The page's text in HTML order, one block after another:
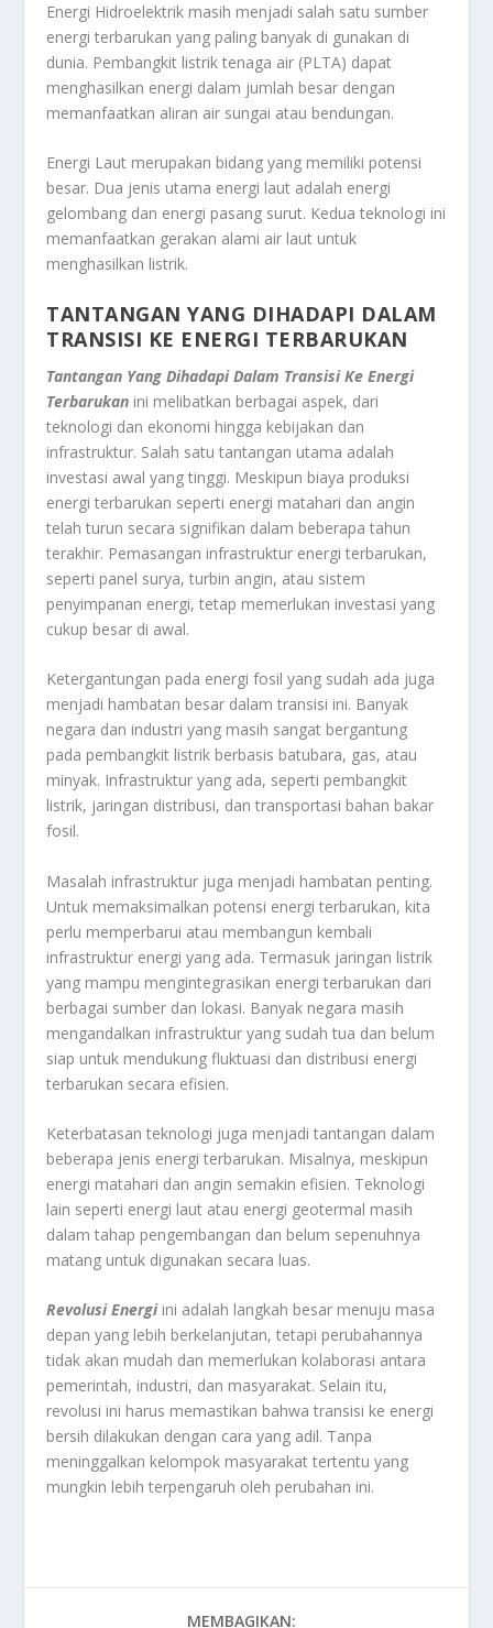
Energi Hidroelektrik masih menjadi salah satu sumber
energi terbarukan yang paling banyak di gunakan di
dunia. Pembangkit listrik tenaga air (PLTA) dapat
menghasilkan energi dalam jumlah besar dengan
memanfaatkan aliran air sungai atau bendungan.
Energi Laut merupakan bidang yang memiliki potensi
besar. Dua jenis utama energi laut adalah energi
gelombang dan energi pasang surut. Kedua teknologi ini
memanfaatkan gerakan alami air laut untuk
menghasilkan listrik.
TANTANGAN YANG DIHADAPI DALAM
TRANSISI KE ENERGI TERBARUKAN
Tantangan Yang Dihadapi Dalam Transisi Ke Energi
Terbarukan ini melibatkan berbagai aspek, dari
teknologi dan ekonomi hingga kebijakan dan
infrastruktur. Salah satu tantangan utama adalah
investasi awal yang tinggi. Meskipun biaya produksi
energi terbarukan seperti energi matahari dan angin
telah turun secara signifikan dalam beberapa tahun
terakhir. Pemasangan infrastruktur energi terbarukan,
seperti panel surya, turbin angin, atau sistem
penyimpanan energi, tetap memerlukan investasi yang
cukup besar di awal.
Ketergantungan pada energi fosil yang sudah ada juga
menjadi hambatan besar dalam transisi ini. Banyak
negara dan industri yang masih sangat bergantung
pada pembangkit listrik berbasis batubara, gas, atau
minyak. Infrastruktur yang ada, seperti pembangkit
listrik, jaringan distribusi, dan transportasi bahan bakar
fosil.
Masalah infrastruktur juga menjadi hambatan penting.
Untuk memaksimalkan potensi energi terbarukan, kita
perlu memperbarui atau membangun kembali
infrastruktur energi yang ada. Termasuk jaringan listrik
yang mampu mengintegrasikan energi terbarukan dari
berbagai sumber dan lokasi. Banyak negara masih
mengandalkan infrastruktur yang sudah tua dan belum
siap untuk mendukung fluktuasi dan distribusi energi
terbarukan secara efisien.
Keterbatasan teknologi juga menjadi tantangan dalam
beberapa jenis energi terbarukan. Misalnya, meskipun
energi matahari dan angin semakin efisien. Teknologi
lain seperti energi laut atau energi geotermal masih
dalam tahap pengembangan dan belum sepenuhnya
matang untuk digunakan secara luas.
Revolusi Energiini adalah langkah besar menuju masa
depan yang lebih berkelanjutan, tetapi perubahannya
tidak akan mudah dan memerlukan kolaborasi antara
pemerintah, industri, dan masyarakat. Selain itu,
revolusi ini harus memastikan bahwa transisi ke energi
bersih dilakukan dengan cara yang adil. Tanpa
meninggalkan kelompok masyarakat tertentu yang
mungkin lebih terpengaruh oleh perubahan ini.
MEMBAGIKAN: